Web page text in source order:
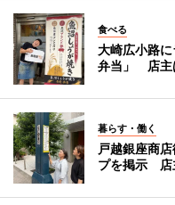
食べる
大崎広小路
弁当」 店主
暮らす・働く
戸越銀座商
プを掲示 店